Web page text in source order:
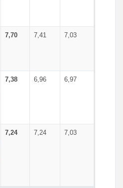
7,70 7,41 7,03
7,38 6,96 6,97
7,24 7,24 7,03